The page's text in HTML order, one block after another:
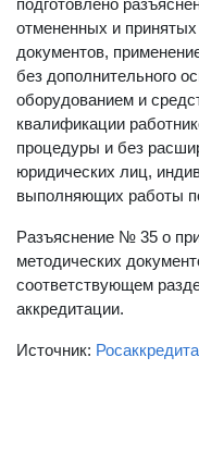
подготовлено
отмененных и
документов,
без дополнительного
оборудованием и
квалификации
процедуры и без
юридических лиц,
выполняющих работы
Разъяснение № 35 о
методических
соответствующем
аккредитации.
Источник: